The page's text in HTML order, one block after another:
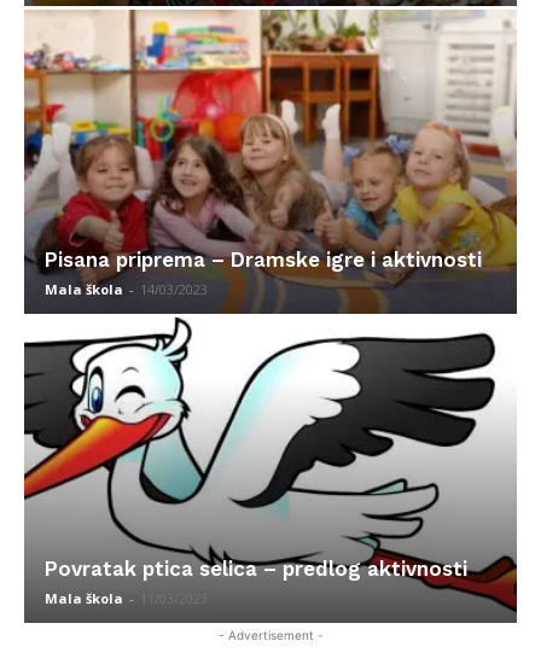
Pisana priprema – Dramske igre i aktivnosti
Mala škola - 14/03/2023
Povratak ptica selica – predlog aktivnosti
Mala škola - 11/03/2023
- Advertisement -